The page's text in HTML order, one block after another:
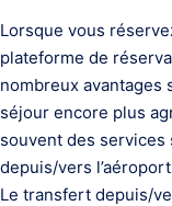
Lorsque vous
plateforme de
nombreux
séjour encore plus
souvent des
depuis/vers
Le transfert depuis/